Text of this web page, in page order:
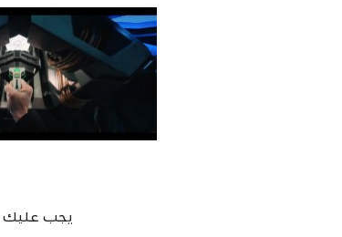
يجب عليك